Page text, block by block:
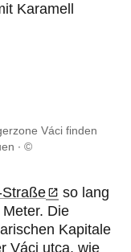
Karamell
Váci finden
©
so lang
Die
Kapitale
Váci utca, wie